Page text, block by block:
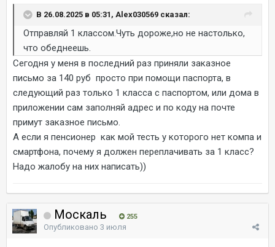
В 26.08.2025 в 05:31, Alex030569 сказал:
Отправляй 1 классом.Чуть дороже,но не настолько,
что обеднеешь.
Сегодня у меня в последний раз приняли заказное
письмо за 140 руб просто при помощи паспорта, в
следующий раз только 1 класса с паспортом, или дома в
приложении сам заполняй адрес и по коду на почте
примут заказное письмо.
А если я пенсионер как мой тесть у которого нет компа и
смартфона, почему я должен переплачивать за 1 класс?
Надо жалобу на них написать))
Москаль 255
Опубликовано 3 июля